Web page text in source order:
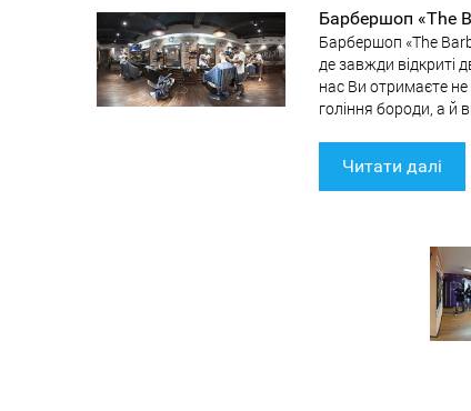
Барбершоп «The
Барбершоп «The
де завжди відкриті
нас Ви отримаєте не
гоління бороди, а й
Читати далі